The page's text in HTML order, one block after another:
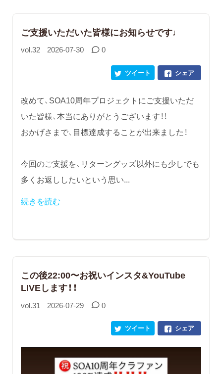
ご支援いただいた皆様にお知らせです♩
vol.32 2026-07-30 0
シェア
ツイート
改めて、SOA10周年プロジェクトにご支援いただ
いた皆様、本当にありがとうございます！！
おかげさまで、目標達成することが出来ました！
今回のご支援を、リターングッズ以外にも少しでも
多くお返ししたいという思い...
続きを読む
この後22:00〜お祝いインスタ&YouTube
LIVEします！！
vol.31 2026-07-29 0
シェア
ツイート